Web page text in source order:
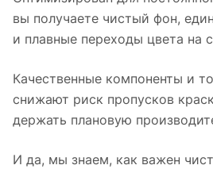
вы получаете чистый фон,
и плавные переходы цвета на
Качественные компоненты и
снижают риск пропусков
держать плановую
И да, мы знаем, как важен